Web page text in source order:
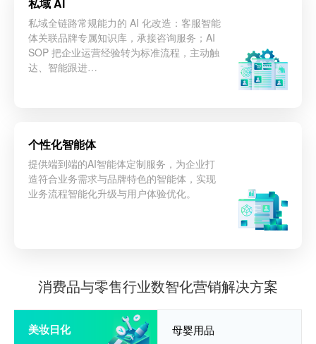
私域 AI
私域全链路常规能力的 AI 化改造：客服智能
体关联品牌专属知识库，承接咨询服务；AI
SOP 把企业运营经验转为标准流程，主动触
达、智能跟进…
个性化智能体
提供端到端的AI智能体定制服务，为企业打
造符合业务需求与品牌特色的智能体，实现
业务流程智能化升级与用户体验优化。
消费品与零售行业数智化营销解决方案
美妆日化 母婴用品